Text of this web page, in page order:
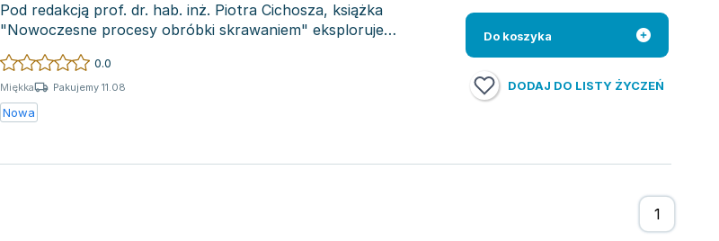
Pod redakcją prof. dr. hab. inż. Piotra Cichosza, książka
"Nowoczesne procesy obróbki skrawaniem" eksploruje
najnowsze innowacje w...
0.0
Miękka Pakujemy 11.08
Nowa
Do koszyka
DODAJ DO LISTY ŻYCZEŃ